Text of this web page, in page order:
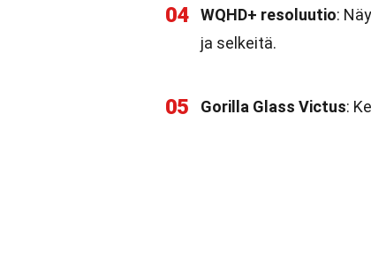
04 WQHD+ resoluutio:
ja selkeitä.
05 Gorilla Glass Victus: